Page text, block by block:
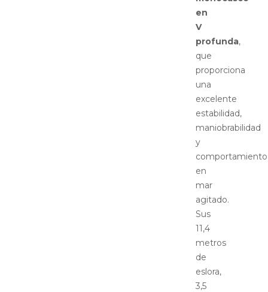
en
V
profunda,
que
proporciona
una
excelente
estabilidad,
maniobrabilidad
y
comportamiento
en
mar
agitado.
Sus
11,4
metros
de
eslora,
3,5